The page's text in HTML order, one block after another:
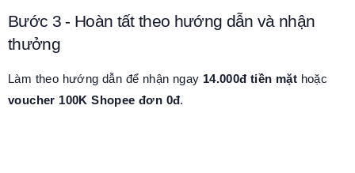
Bước 3 - Hoàn tất theo hướng dẫn và nhận
thưởng
Làm theo hướng dẫn để nhận ngay 14.000đ tiền mặt hoặc
voucher 100K Shopee đơn 0đ.